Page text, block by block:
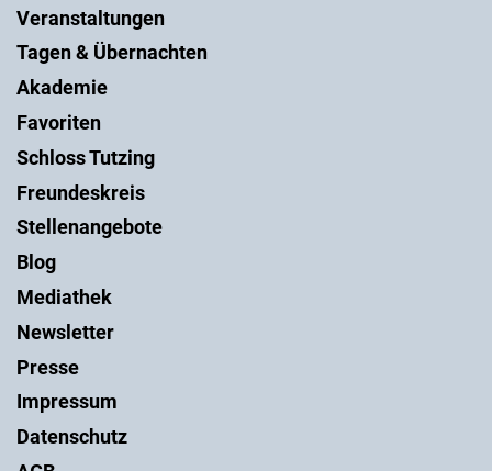
Veranstaltungen
Tagen & Übernachten
Akademie
Favoriten
Schloss Tutzing
Freundeskreis
Stellenangebote
Blog
Mediathek
Newsletter
Presse
Impressum
Datenschutz